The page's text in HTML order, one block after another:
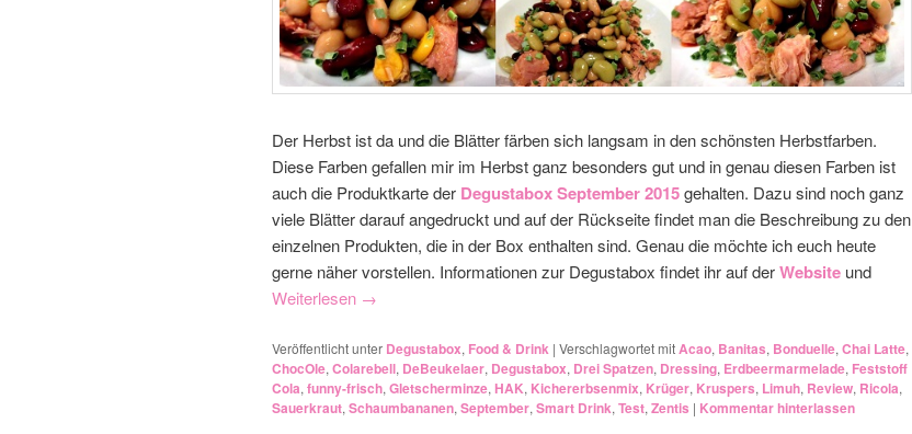
Der Herbst ist da und die Blätter färben sich langsam in den schönsten Herbstfarben.
Diese Farben gefallen mir im Herbst ganz besonders gut und in genau diesen Farben ist
auch die Produktkarte der Degustabox September 2015gehalten. Dazu sind noch ganz
viele Blätter darauf angedruckt und auf der Rückseite findet man die Beschreibung zu den
einzelnen Produkten, die in der Box enthalten sind. Genau die möchte ich euch heute
gerne näher vorstellen. Informationen zur Degustabox findet ihr auf derWebsite und
Weiterlesen →
Veröffentlicht unter Degustabox, Food & Drink | Verschlagwortet mitAcao, Banitas, Bonduelle, Chai Latte,
ChocOle, Colarebell, DeBeukelaer, Degustabox, Drei Spatzen, Dressing, Erdbeermarmelade, Feststoff
Cola, funny-frisch, Gletscherminze, HAK, Kichererbsenmix, Krüger, Kruspers, Limuh, Review, Ricola,
Sauerkraut, Schaumbananen, September, Smart Drink, Test, Zentis | Kommentar hinterlassen